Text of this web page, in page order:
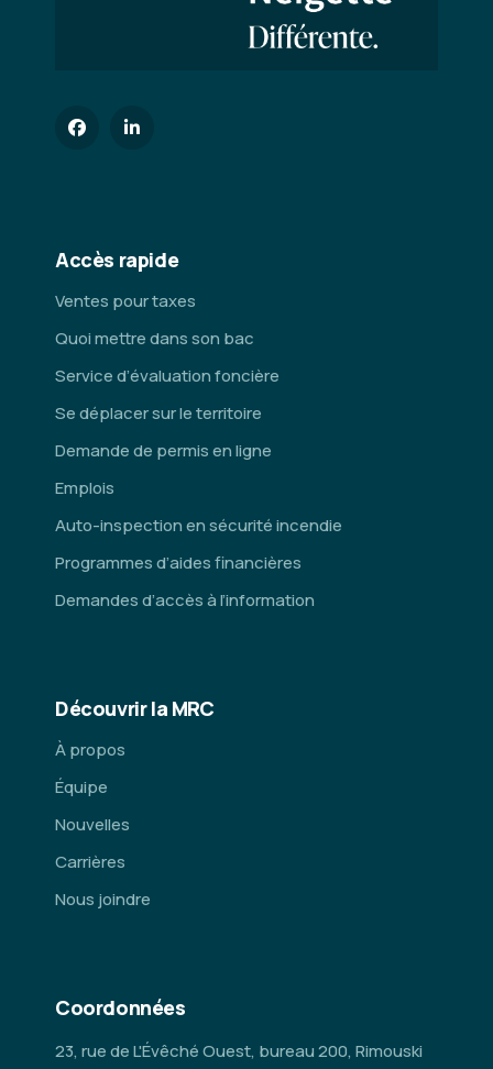
Accès rapide
Ventes pour taxes
Quoi mettre dans son bac
Service d’évaluation foncière
Se déplacer sur le territoire
Demande de permis en ligne
Emplois
Auto-inspection en sécurité incendie
Programmes d’aides financières
Demandes d’accès à l’information
Découvrir la MRC
À propos
Équipe
Nouvelles
Carrières
Nous joindre
Coordonnées
23, rue de L'Évêché Ouest, bureau 200, Rimouski